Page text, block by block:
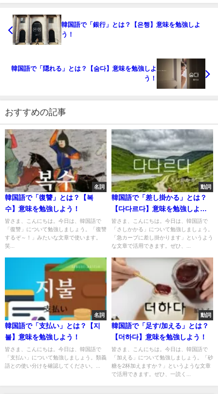
韓国語で「銀行」とは？【은행】意味を勉強しよ
う！
韓国語で「隠れる」とは？【숨다】意味を勉強しよ
う！
おすすめの記事
名詞
韓国語で「復讐」とは？【복
수】意味を勉強しよう！
皆さま、こんにちは。今日は、韓国語で
「復讐」について勉強しましょう。「復讐
するぞ～！」みたいな文章で使います。
笑...
動詞
韓国語で「差し掛かる」とは？
【다다르다】意味を勉強しよ
う！
皆さま、こんにちは。今日は、韓国語で
「さしかかる」について勉強しましょう。
「急カーブに差し掛かります」というよう
な文章で活用できます。ぜひ、...
名詞
韓国語で「支払い」とは？【지
불】意味を勉強しよう！
皆さま、こんにちは。今日は、韓国語で
「支払い」について勉強しましょう。類義
語との使い分けを確認してください。...
動詞
韓国語で「足す/加える」とは？
【더하다】意味を勉強しよう！
皆さま、こんにちは。今日は、韓国語で
「加える」について勉強しましょう。「砂
糖を2杯加えますか？」というような文章
で活用できます。ぜひ、一読く...